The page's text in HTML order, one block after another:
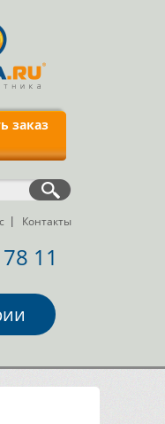
заказ
Контакты
11